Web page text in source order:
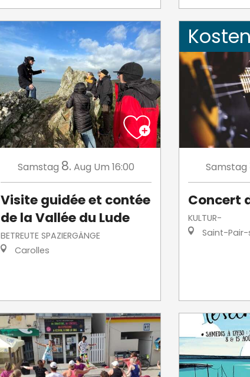
Samstag 8. Aug Um 16:00
Visite guidée et contée
de la Vallée du Lude
BETREUTE SPAZIERGÄNGE
Carolles
Samstag
Concert
KULTUR-
Saint-